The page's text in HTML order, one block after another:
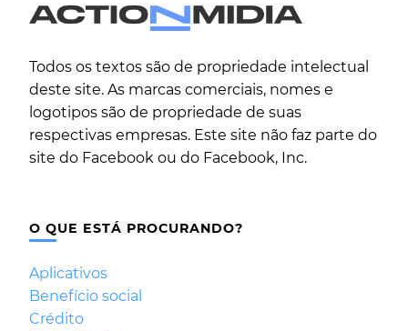
Todos os textos são de propriedade intelectual
deste site. As marcas comerciais, nomes e
logotipos são de propriedade de suas
respectivas empresas. Este site não faz parte do
site do Facebook ou do Facebook, Inc.
O QUE ESTÁ PROCURANDO?
Aplicativos
Benefício social
Crédito